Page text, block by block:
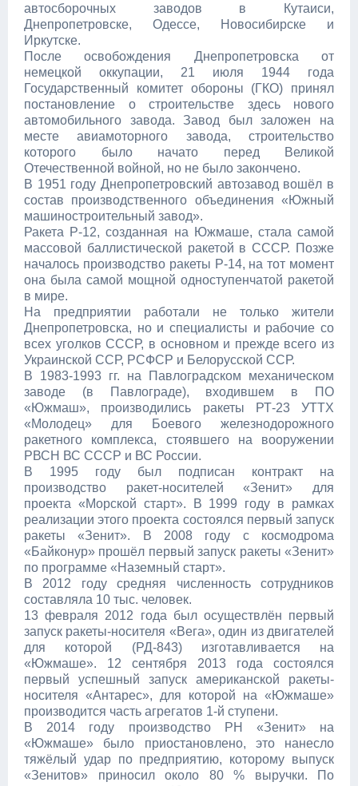
автосборочных заводов в Кутаиси,
Днепропетровске, Одессе, Новосибирске и
Иркутске.
После освобождения Днепропетровска от
немецкой оккупации, 21 июля 1944 года
Государственный комитет обороны (ГКО) принял
постановление о строительстве здесь нового
автомобильного завода. Завод был заложен на
месте авиамоторного завода, строительство
которого было начато перед Великой
Отечественной войной, но не было закончено.
В 1951 году Днепропетровский автозавод вошёл в
состав производственного объединения «Южный
машиностроительный завод».
Ракета Р-12, созданная на Южмаше, стала самой
массовой баллистической ракетой в СССР. Позже
началось производство ракеты Р-14, на тот момент
она была самой мощной одноступенчатой ракетой
в мире.
На предприятии работали не только жители
Днепропетровска, но и специалисты и рабочие со
всех уголков СССР, в основном и прежде всего из
Украинской ССР, РСФСР и Белорусской ССР.
В 1983-1993 гг. на Павлоградском механическом
заводе (в Павлограде), входившем в ПО
«Южмаш», производились ракеты РТ-23 УТТХ
«Молодец» для Боевого железнодорожного
ракетного комплекса, стоявшего на вооружении
РВСН ВС СССР и ВС России.
В 1995 году был подписан контракт на
производство ракет-носителей «Зенит» для
проекта «Морской старт». В 1999 году в рамках
реализации этого проекта состоялся первый запуск
ракеты «Зенит». В 2008 году с космодрома
«Байконур» прошёл первый запуск ракеты «Зенит»
по программе «Наземный старт».
В 2012 году средняя численность сотрудников
составляла 10 тыс. человек.
13 февраля 2012 года был осуществлён первый
запуск ракеты-носителя «Вега», один из двигателей
для которой (РД-843) изготавливается на
«Южмаше». 12 сентября 2013 года состоялся
первый успешный запуск американской ракеты-
носителя «Антарес», для которой на «Южмаше»
производится часть агрегатов 1-й ступени.
В 2014 году производство РН «Зенит» на
«Южмаше» было приостановлено, это нанесло
тяжёлый удар по предприятию, которому выпуск
«Зенитов» приносил около 80 % выручки. По